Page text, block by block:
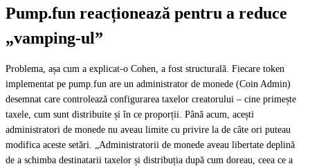
Pump.fun reacționează pentru a reduce
„vamping-ul”
Problema, așa cum a explicat-o Cohen, a fost structurală. Fiecare token
implementat pe pump.fun are un administrator de monede (Coin Admin)
desemnat care controlează configurarea taxelor creatorului – cine primește
taxele, cum sunt distribuite și în ce proporții. Până acum, acești
administratori de monede nu aveau limite cu privire la de câte ori puteau
modifica aceste setări. „Administratorii de monede aveau libertate deplină
de a schimba destinatarii taxelor și distribuția după cum doreau, ceea ce a